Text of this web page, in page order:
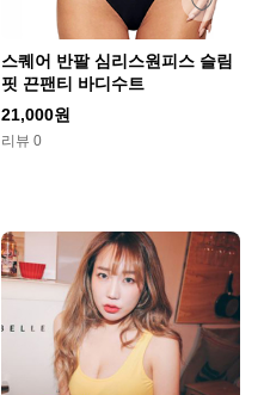
스퀘어 반팔 심리스원피스 슬림
핏 끈팬티 바디수트
21,000원
리뷰 0